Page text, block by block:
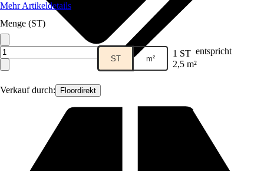
Verkauf durch: Floordirekt
Mehr Artikeldetails
Menge (ST)
ST m² 1 ST entspricht
2,5 m²